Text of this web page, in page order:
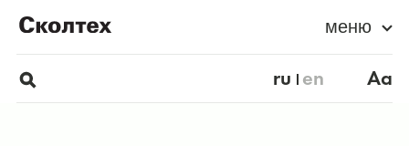
меню
ru en Aa